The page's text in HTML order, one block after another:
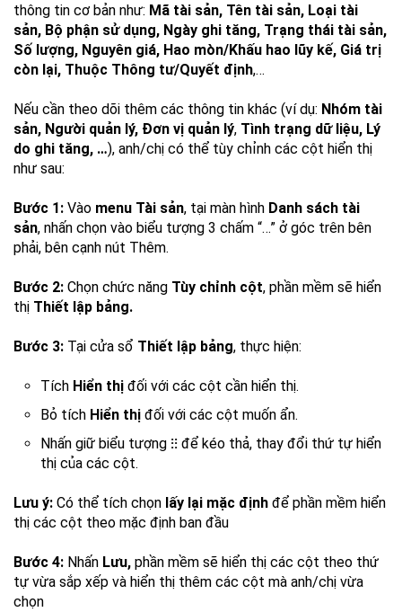
thông tin cơ bản như: Mã tài sản, Tên tài sản, Loại tài
sản, Bộ phận sử dụng, Ngày ghi tăng, Trạng thái tài sản,
Số lượng, Nguyên giá, Hao mòn/Khấu hao lũy kế, Giá trị
còn lại, Thuộc Thông tư/Quyết định,…
Nếu cần theo dõi thêm các thông tin khác (ví dụ: Nhóm tài
sản, Người quản lý, Đơn vị quản lý, Tình trạng dữ liệu, Lý
do ghi tăng, …), anh/chị có thể tùy chỉnh các cột hiển thị
như sau:
Bước 1: Vào menu Tài sản, tại màn hình Danh sách tài
sản, nhấn chọn vào biểu tượng 3 chấm “…” ở góc trên bên
phải, bên cạnh nút Thêm.
Bước 2: Chọn chức năng Tùy chỉnh cột, phần mềm sẽ hiển
thị Thiết lập bảng.
Bước 3: Tại cửa sổ Thiết lập bảng, thực hiện:
Tích Hiển thị đối với các cột cần hiển thị.
Bỏ tích Hiển thị đối với các cột muốn ẩn.
Nhấn giữ biểu tượng ⁝⁝ để kéo thả, thay đổi thứ tự hiển
thị của các cột.
Lưu ý: Có thể tích chọn lấy lại mặc định để phần mềm hiển
thị các cột theo mặc định ban đầu
Bước 4: Nhấn Lưu, phần mềm sẽ hiển thị các cột theo thứ
tự vừa sắp xếp và hiển thị thêm các cột mà anh/chị vừa
chọn